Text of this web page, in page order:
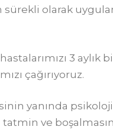
olarak
3
çağırıyoruz.
yanında
ve